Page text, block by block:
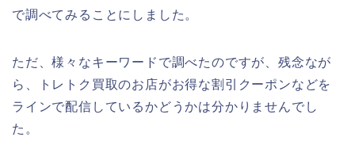
で調べてみることにしました。
ただ、様々なキーワードで調べたのですが、残念なが
ら、トレトク買取のお店がお得な割引クーポンなどを
ラインで配信しているかどうかは分かりませんでし
た。